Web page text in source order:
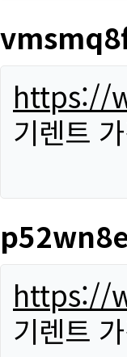
https://
기렌트
https://
기렌트